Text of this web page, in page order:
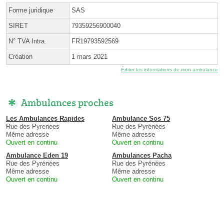
Forme juridique SAS
SIRET 79359256900040
N° TVA Intra. FR19793592569
Création 1 mars 2021
Éditer les informations de mon ambulance
Ambulances proches
Les Ambulances Rapides
Rue des Pyrenees
Même adresse
Ouvert en continu
Ambulance Sos 75
Rue des Pyrénées
Même adresse
Ouvert en continu
Ambulance Eden 19
Rue des Pyrénées
Même adresse
Ouvert en continu
Ambulances Pacha
Rue des Pyrénées
Même adresse
Ouvert en continu